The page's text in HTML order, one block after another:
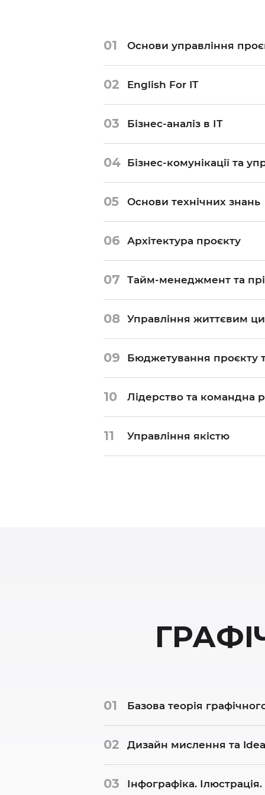
01 Основи управління
02 English For IT
03 Бізнес-аналіз в ІТ
04 Бізнес-комунікації та
05 Основи технічних знань
06 Архітектура проєкту
07 Тайм-менеджмент та
08 Управління життєвим
09 Бюджетування проєкту
10 Лідерство та командна
11 Управління якістю
01 Базова теорія
02 Дизайн мислення та
03 Інфографіка.